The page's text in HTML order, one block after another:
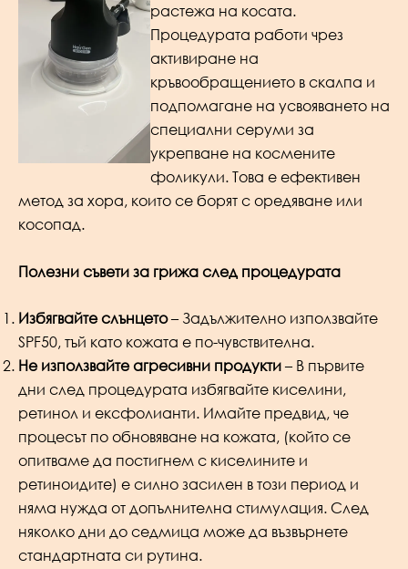
растежа на косата.
Процедурата работи чрез
активиране на
кръвообращението в скалпа и
подпомагане на усвояването на
специални серуми за
укрепване на космените
фоликули. Това е ефективен
метод за хора, които се борят с оредяване или
косопад.
Полезни съвети за грижа след процедурата
Избягвайте слънцето– Задължително използвайте
SPF50, тъй като кожата е по-чувствителна.
Не използвайте агресивни продукти– В първите
дни след процедурата избягвайте киселини,
ретинол и ексфолианти. Имайте предвид, че
процесът по обновяване на кожата, (който се
опитваме да постигнем с киселините и
ретиноидите) е силно засилен в този период и
няма нужда от допълнителна стимулация. След
няколко дни до седмица може да възвърнете
стандартната си рутина.